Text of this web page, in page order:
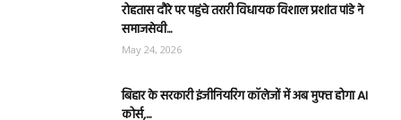
रोहतास दौरे पर पहुंचे तरारी विधायक विशाल प्रशांत पांडे ने
समाजसेवी...
May 24, 2026
बिहार के सरकारी इंजीनियरिंग कॉलेजों में अब मुफ्त होगा AI
कोर्स,...